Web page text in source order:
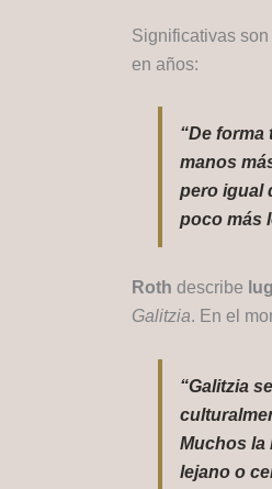
Significativas
en años:
“De
manos
pero igual
poco más
Roth describe
Galitzia. En el
“Galitzia
Muchos la
lejano o